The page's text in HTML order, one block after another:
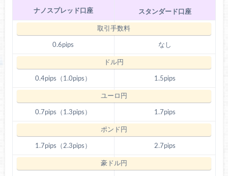
ナノスプレッド口座 スタンダード口座
0.6pips なし
0.4pips（1.0pips） 1.5pips
0.7pips（1.3pips） 1.7pips
1.7pips（2.3pips） 2.7pips